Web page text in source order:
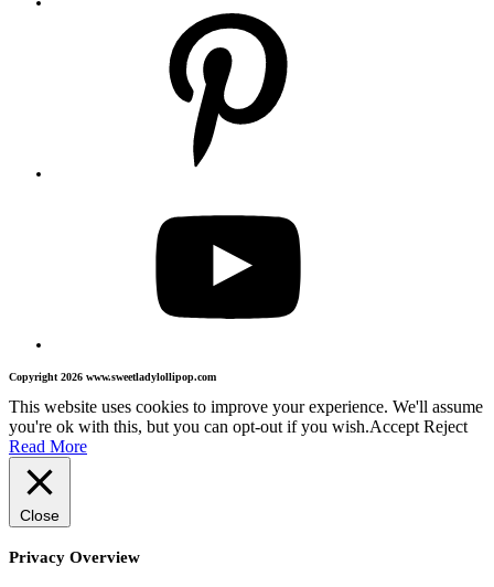
Copyright 2026 www.sweetladylollipop.com
This website uses cookies to improve your experience. We'll assume
you're ok with this, but you can opt-out if you wish.Accept Reject
Read More
Close
Privacy Overview